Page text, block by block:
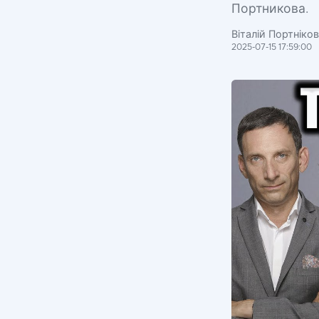
Портникова.
Віталій Портніков
2025-07-15 17:59:00